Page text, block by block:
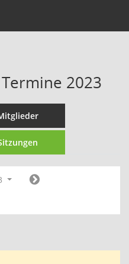
2023